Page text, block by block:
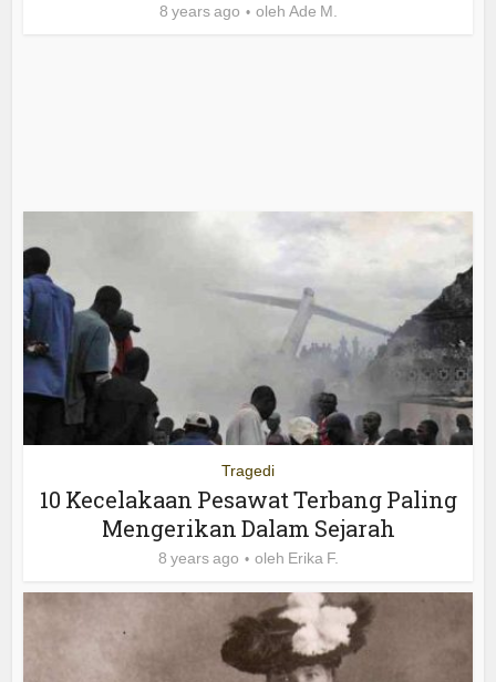
8 years ago oleh Ade M.
Tragedi
10 Kecelakaan Pesawat Terbang Paling
Mengerikan Dalam Sejarah
8 years ago oleh Erika F.